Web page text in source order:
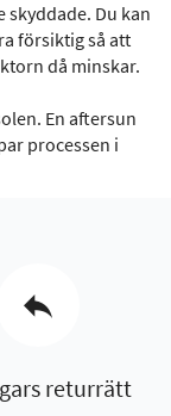
skyddade. Du kan
försiktig så att
då minskar.
En aftersun
processen i
returrätt